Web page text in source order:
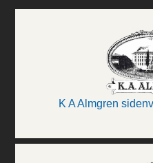
K A Almgren